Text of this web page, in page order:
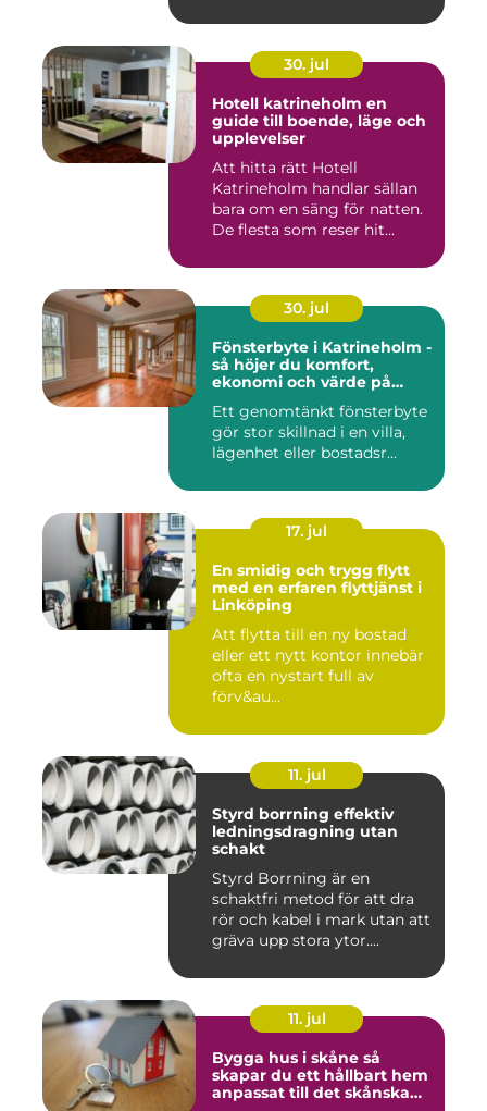
30. jul
Hotell katrineholm en
guide till boende, läge och
upplevelser
Att hitta rätt Hotell
Katrineholm handlar sällan
bara om en säng för natten.
De flesta som reser hit...
30. jul
Fönsterbyte i Katrineholm -
så höjer du komfort,
ekonomi och värde på
Ett genomtänkt fönsterbyte
gör stor skillnad i en villa,
lägenhet eller bostadsr...
17. jul
En smidig och trygg flytt
med en erfaren flyttjänst i
Linköping
Att flytta till en ny bostad
eller ett nytt kontor innebär
ofta en nystart full av
förv&au...
11. jul
Styrd borrning effektiv
ledningsdragning utan
schakt
Styrd Borrning är en
schaktfri metod för att dra
rör och kabel i mark utan att
gräva upp stora ytor....
11. jul
Bygga hus i skåne så
skapar du ett hållbart hem
anpassat till det skånska